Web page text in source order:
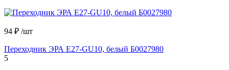
94 ₽ /шт
Переходник ЭРА E27-GU10, белый Б0027980
5